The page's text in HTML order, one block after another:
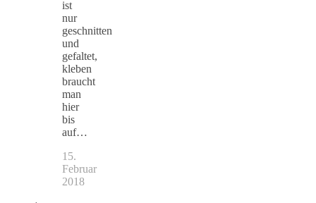
ist
nur
geschnitten
und
gefaltet,
kleben
braucht
man
hier
bis
auf…
15.
Februar
2018